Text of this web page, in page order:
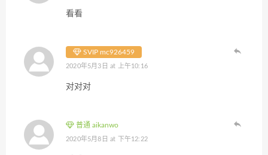
看看
SVIP mc926459
2020年5月3日 at 上午10:16
对对对
普通 aikanwo
2020年5月8日 at 下午12:22